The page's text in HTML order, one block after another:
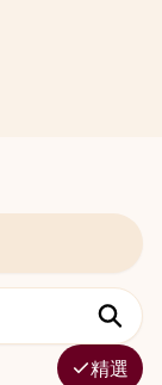
精選